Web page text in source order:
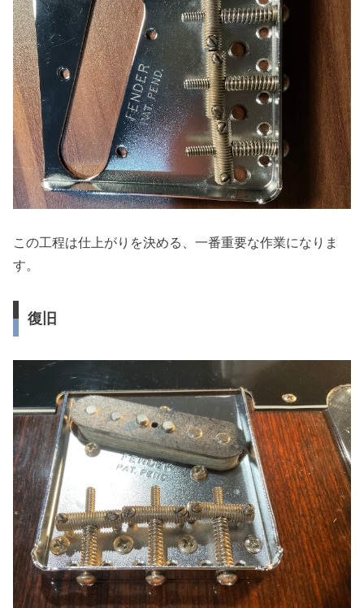
この工程は仕上がりを決める、一番重要な作業になりま
す。
復旧